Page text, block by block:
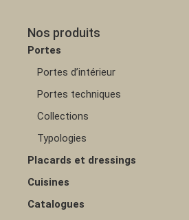
Nos produits
Portes
Portes d’intérieur
Portes techniques
Collections
Typologies
Placards et dressings
Cuisines
Catalogues